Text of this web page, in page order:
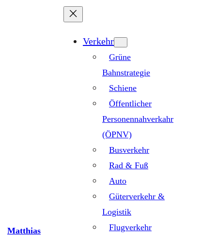
Matthias
Verkehr
Grüne
Bahnstrategie
Schiene
Öffentlicher
Personennahverkahr
(ÖPNV)
Busverkehr
Rad & Fuß
Auto
Güterverkehr &
Logistik
Flugverkehr